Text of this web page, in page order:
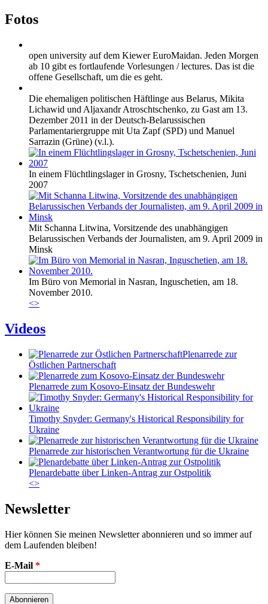
Fotos
open university auf dem Kiewer EuroMaidan. Jeden Morgen
ab 10 gibt es fortlaufende Vorlesungen / lectures. Das ist die
offene Gesellschaft, um die es geht.
Die ehemaligen politischen Häftlinge aus Belarus, Mikita
Lichawid und Aljaxandr Atroschtschenko, zu Gast am 13.
Dezember 2011 in der Deutsch-Belarussischen
Parlamentariergruppe mit Uta Zapf (SPD) und Manuel
Sarrazin (Grüne) (v.l.).
In einem Flüchtlingslager in Grosny, Tschetschenien, Juni
2007
Mit Schanna Litwina, Vorsitzende des unabhängigen
Belarussischen Verbands der Journalisten, am 9. April 2009 in
Minsk
Im Büro von Memorial in Nasran, Inguschetien, am 18.
November 2010.
<>
Videos
Plenarrede zur
Östlichen Partnerschaft
Plenarrede zum Kosovo-Einsatz der Bundeswehr
Timothy Snyder: Germany's Historical Responsibility for
Ukraine
Plenarrede zur historischen Verantwortung für die Ukraine
Plenardebatte über Linken-Antrag zur Ostpolitik
<>
Newsletter
Hier können Sie meinen Newsletter abonnieren und so immer auf
dem Laufenden bleiben!
E-Mail *